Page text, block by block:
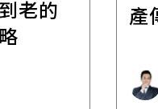
老的
產